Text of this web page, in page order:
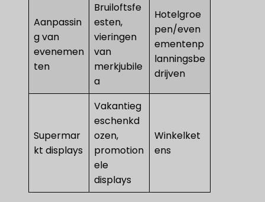
Aanpassin
g van
evenemen
ten
Bruiloftsfe
esten,
vieringen
van
merkjubile
a
Hotelgroe
pen/even
ementenp
lanningsbe
drijven
Supermar
kt displays
Vakantieg
eschenkd
ozen,
promotion
ele
displays
Winkelket
ens